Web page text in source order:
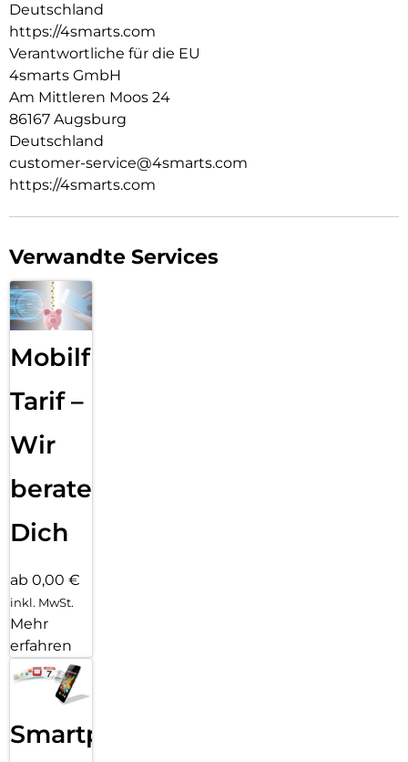
Deutschland
https://4smarts.com
Verantwortliche für die EU
4smarts GmbH
Am Mittleren Moos 24
86167 Augsburg
Deutschland
customer-service@4smarts.com
https://4smarts.com
Verwandte Services
Mobilfunk
Tarif –
Wir
beraten
Dich
ab 0,00 €
inkl. MwSt.
Mehr
erfahren
Smartphone